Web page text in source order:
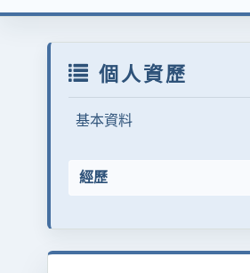
個人資歷
基本資料
經歷